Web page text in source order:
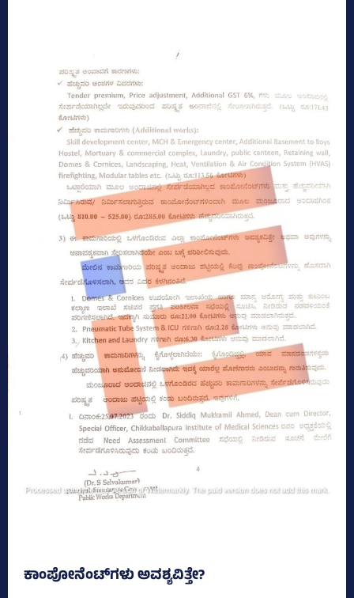
ಕಾಂಪೋನೆಂಟ್‌ಗಳು ಅವಶ್ಯವಿತ್ತೇ?